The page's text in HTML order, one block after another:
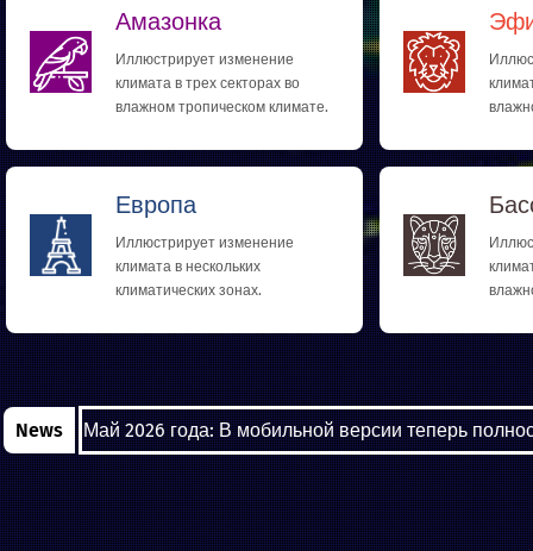
Амазонка
Иллюстрирует изменение
климата в трех секторах во
влажном тропическом климате.
Европа
Иллюстрирует изменение
климата в нескольких
климатических зонах.
News Май 2026 года: В мобильной версии теперь